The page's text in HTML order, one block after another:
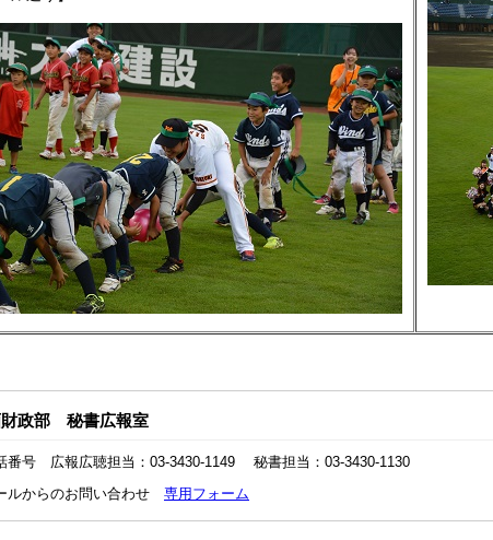
政部 秘書広報室
番号 広報広聴担当：03-3430-1149 秘書担当：03-3430-1130
ルからのお問い合わせ 専用フォーム